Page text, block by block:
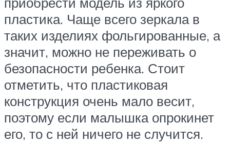
пластика. Чаще всего зеркала в
таких изделиях фольгированные, а
значит, можно не переживать о
безопасности ребенка. Стоит
отметить, что пластиковая
конструкция очень мало весит,
поэтому если малышка опрокинет
его, то с ней ничего не случится.